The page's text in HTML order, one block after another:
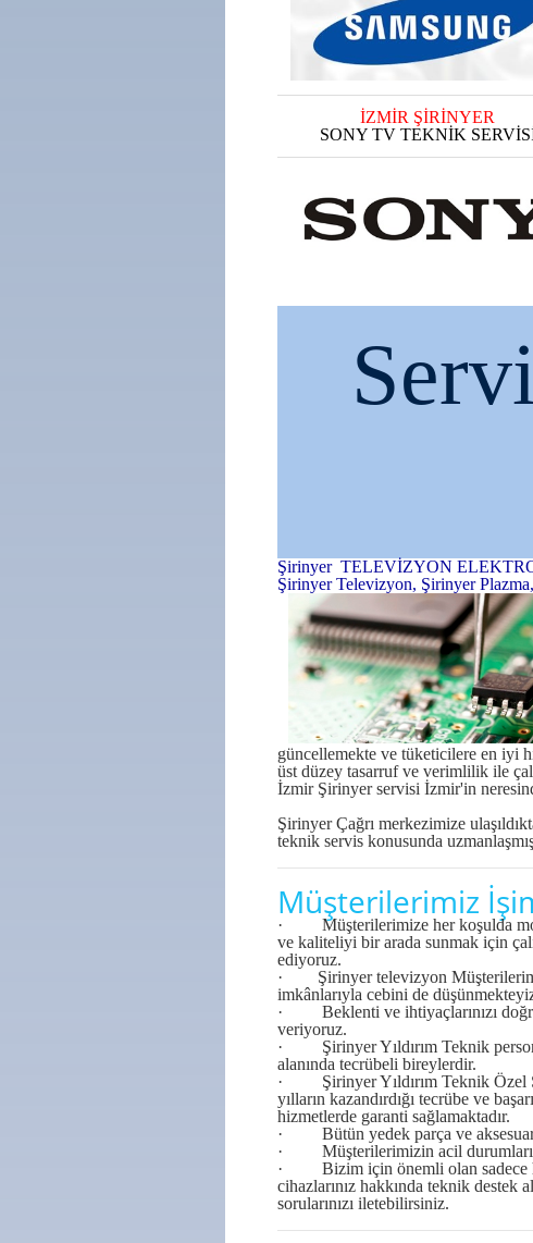
İZMİR ŞİRİNYER
SONY TV TEKNİK
Şirinyer TELEVİZYON
Şirinyer Televizyon, Şirinyer
güncellemekte ve tüketicilere en iyi
üst düzey tasarruf ve verimlilik ile
İzmir Şirinyer servisi İzmir'in
Şirinyer Çağrı merkezimize
teknik servis konusunda
Müşterilerimiz
· Müşterilerimize her koşulda
ve kaliteliyi bir arada sunmak için
ediyoruz.
· Şirinyer televizyon
imkânlarıyla cebini de
· Beklenti ve ihtiyaçlarınızı
veriyoruz.
· Şirinyer Yıldırım Teknik
alanında tecrübeli bireylerdir.
· Şirinyer Yıldırım Teknik Özel
yılların kazandırdığı tecrübe ve
hizmetlerde garanti sağlamaktadır.
· Bütün yedek parça ve
· Müşterilerimizin acil
· Bizim için önemli olan sadece
cihazlarınız hakkında teknik
sorularınızı iletebilirsiniz.